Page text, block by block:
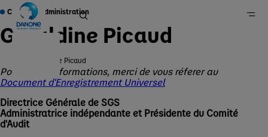
Danone en France
Qui sommes-nous ?
Gouvernance
Géraldine Picaud
Conseil d'Administration
Géraldine Picaud
Pour plus d'informations, merci de vous réferer au
Document d'Enregistrement Universel
Directrice Générale de SGS
Administratrice indépendante et Présidente du Comité
d'Audit